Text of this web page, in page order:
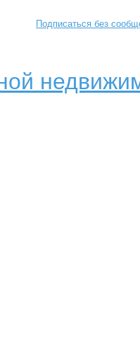
Подписаться без